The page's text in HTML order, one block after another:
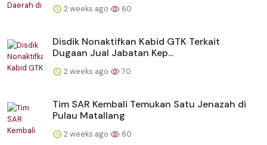
2 weeks ago 60
Disdik Nonaktifkan Kabid GTK Terkait
Dugaan Jual Jabatan Kep...
2 weeks ago 70
Tim SAR Kembali Temukan Satu Jenazah di
Pulau Matallang
2 weeks ago 60